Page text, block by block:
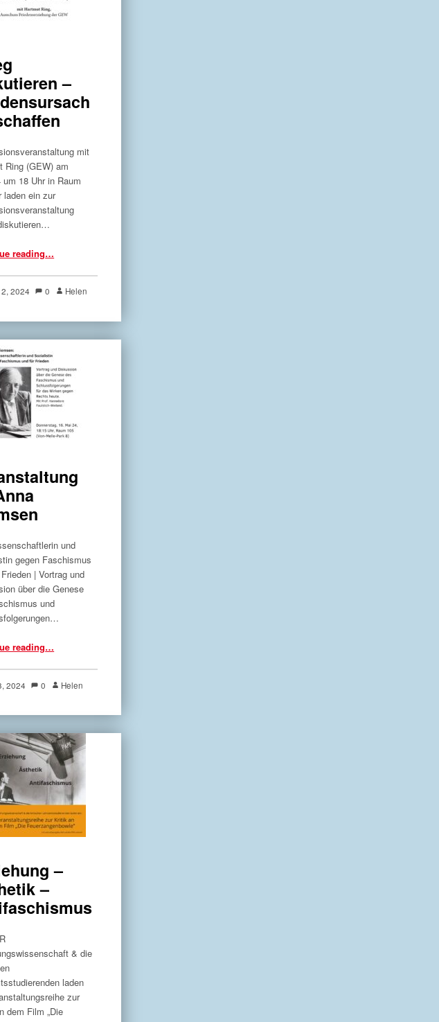
–
mit
Ring (GEW) am
um 18 Uhr in Raum
laden ein zur
reading…
2024 0 Helen
und
gegen Faschismus
| Vortrag und
über die Genese
und
reading…
2024 0 Helen
–
–
& die
laden
zur
dem Film „Die